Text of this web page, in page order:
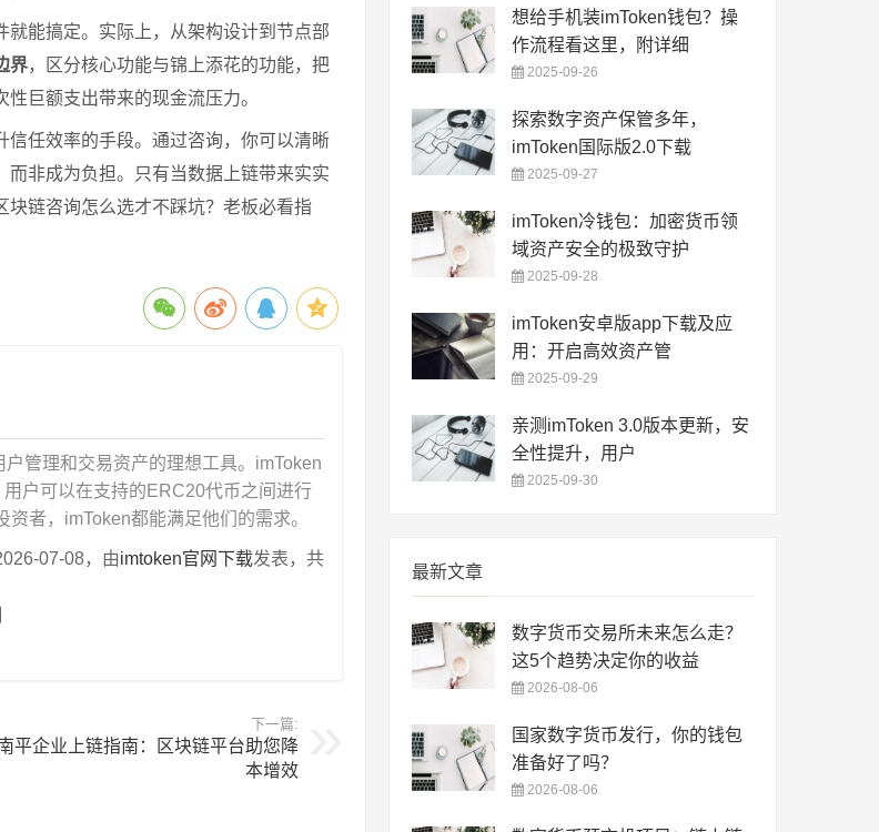
能搞定。实际上，从架构设计到节点部
界，区分核心功能与锦上添花的功能，把
巨额支出带来的现金流压力。
任效率的手段。通过咨询，你可以清晰
而非成为负担。只有当数据上链带来实实
链咨询怎么选才不踩坑？老板必看指
管理和交易资产的理想工具。imToken
户可以在支持的ERC20代币之间进行
者，imToken都能满足他们的需求。
07-08，由imtoken官网下载发表，共
下一篇:
平企业上链指南：区块链平台助您降
本增效
想给手机装imToken钱包？操
作流程看这里，附详细
2025-09-26
探索数字资产保管多年，
imToken国际版2.0下载
2025-09-27
imToken冷钱包：加密货币领
域资产安全的极致守护
2025-09-28
imToken安卓版app下载及应
用：开启高效资产管
2025-09-29
亲测imToken 3.0版本更新，安
全性提升，用户
2025-09-30
最新文章
数字货币交易所未来怎么走？
这5个趋势决定你的收益
2026-08-06
国家数字货币发行，你的钱包
准备好了吗？
2026-08-06